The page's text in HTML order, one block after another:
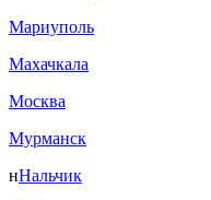
Мариуполь
Махачкала
Москва
Мурманск
нНальчик